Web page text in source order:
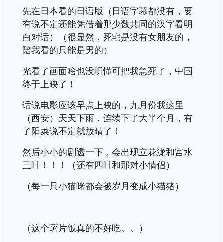
先在日本看的日语版（日语字幕都没有，要
有说不定还能凭借着那少数共同的汉字看明
白对话）（很显然，死宅是没有女朋友的，
陪我看的只能是男的）
光看了画面啥也没听懂可把我急死了，中国
终于上映了！
话说电影应该早点上映的，九月份我这里
（西安）天天下雨，连续下了大半个月，有
了阳菜说不定就放晴了！
然后小小的剧透一下，会出现立花泷和宫水
三叶！！！（还有四叶和那对小情侣）
（每一只小猫咪都会被岁月变成小猫猪）
（这个薯片饭真的不好吃。。）